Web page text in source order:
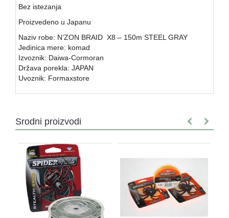
Bez istezanja
Proizvedeno u Japanu
Naziv robe: N’ZON BRAID X8 – 150m STEEL GRAY
Jedinica mere: komad
Izvoznik: Daiwa-Cormoran
Država porekla: JAPAN
Uvoznik: Formaxstore
Srodni proizvodi